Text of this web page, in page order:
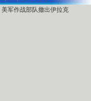
美军作战部队撤出伊拉克